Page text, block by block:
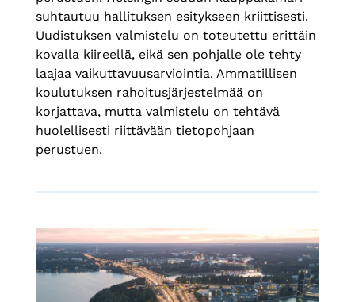
suhtautuu hallituksen esitykseen kriittisesti.
Uudistuksen valmistelu on toteutettu erittäin
kovalla kiireellä, eikä sen pohjalle ole tehty
laajaa vaikuttavuusarviointia. Ammatillisen
koulutuksen rahoitusjärjestelmää on
korjattava, mutta valmistelu on tehtävä
huolellisesti riittävään tietopohjaan
perustuen.